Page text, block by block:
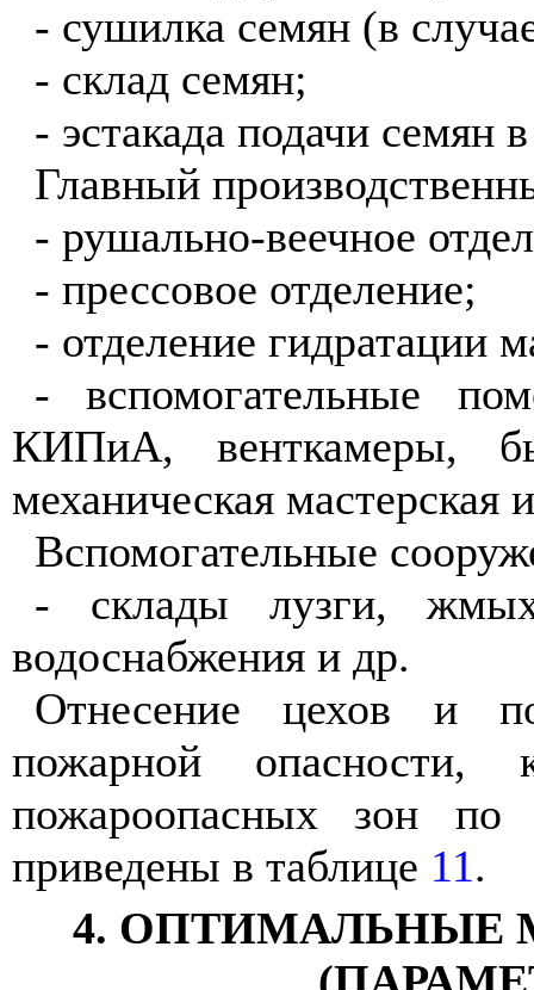
- сушилка семян (в
- склад семян;
- эстакада подачи семян
Главный
- рушально-веечное
- прессовое отделение;
- отделение гидратации
- вспомогательные
КИПиА, венткамеры,
механическая мастерская
Вспомогательные
- склады лузги,
водоснабжения и др.
Отнесение цехов и
пожарной опасности,
пожароопасных зон
приведены в таблице 11.
4. ОПТИМАЛЬНЫЕ